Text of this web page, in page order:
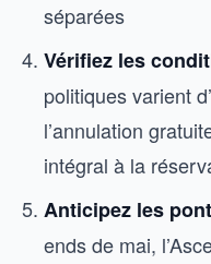
séparées
Vérifiez les
politiques varient
l’annulation
intégral à la
Anticipez les
ends de mai,